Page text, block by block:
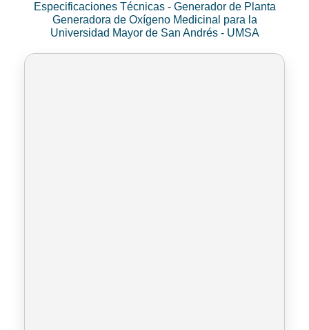
Especificaciones Técnicas - Generador de Planta
Generadora de Oxígeno Medicinal para la
Universidad Mayor de San Andrés - UMSA